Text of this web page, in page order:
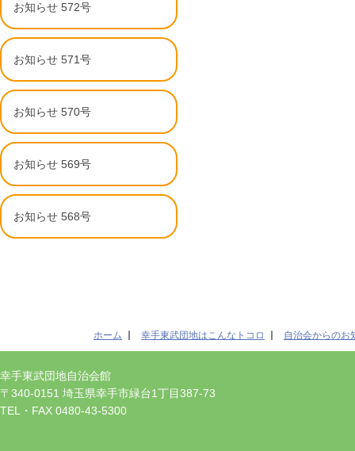
お知らせ 572号
お知らせ 571号
お知らせ 570号
お知らせ 569号
お知らせ 568号
ホーム 幸手東武団地はこんなトコロ 自治会からのお
幸手東武団地自治会館
〒340-0151 埼玉県幸手市緑台1丁目387-73
TEL・FAX 0480-43-5300